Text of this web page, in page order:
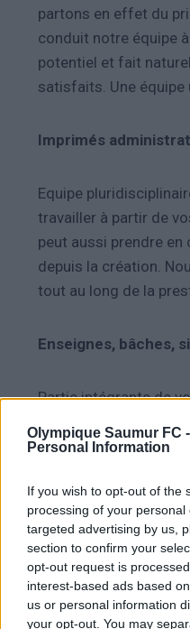
Olympique Saumur FC -
Personal Information
If you wish to opt-out of the
processing of your
targeted advertising by us,
section to confirm your
opt-out request is
interest-based ads based
us or personal information
your opt-out. You may
partons en effet du
conduit notre équipe
potentiel et fait
satisfaits. Une équipe
Imprimés
Equipe
travailler à partir de
peut aussi prendre en
depuis la création.
tout au long de la
Enseignes, bâches,
Partie intégrante de
une réalisation
travaillons dans notre
image soit toujours
Covering